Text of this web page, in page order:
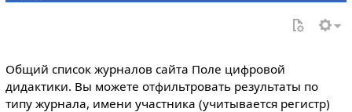
Общий список журналов сайта Поле цифровой
дидактики. Вы можете отфильтровать результаты по
типу журнала, имени участника (учитывается регистр)